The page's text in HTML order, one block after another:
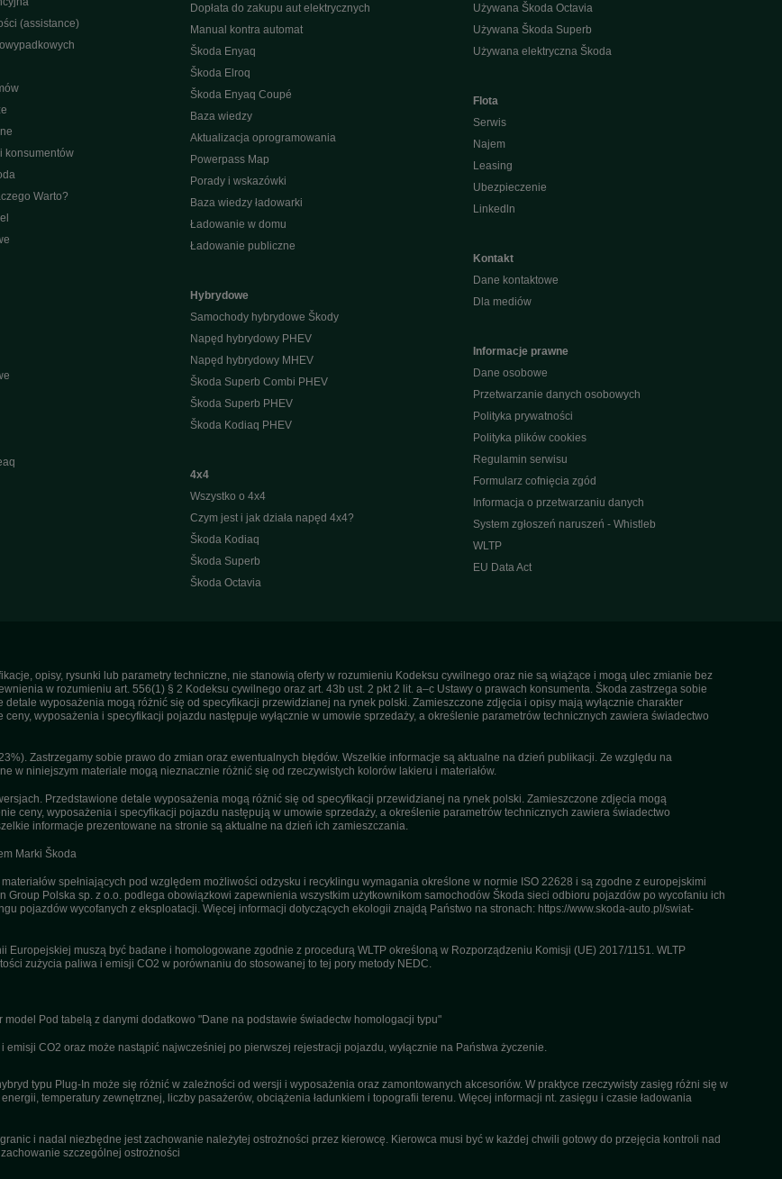
(assistance)
konsumentów
Warto?
Dopłata do zakupu aut elektrycznych
Manual kontra automat
Škoda Enyaq
Škoda Elroq
Škoda Enyaq Coupé
Baza wiedzy
Aktualizacja oprogramowania
Powerpass Map
Porady i wskazówki
Baza wiedzy ładowarki
Ładowanie w domu
Ładowanie publiczne
Hybrydowe
Samochody hybrydowe Škody
Napęd hybrydowy PHEV
Napęd hybrydowy MHEV
Škoda Superb Combi PHEV
Škoda Superb PHEV
Škoda Kodiaq PHEV
4x4
Wszystko o 4x4
Czym jest i jak działa napęd 4x4?
Škoda Kodiaq
Škoda Superb
Škoda Octavia
Używana Škoda Octavia
Używana Škoda Superb
Używana elektryczna Škoda
Flota
Serwis
Najem
Leasing
Ubezpieczenie
Linkedln
Kontakt
Dane kontaktowe
Dla mediów
Informacje prawne
Dane osobowe
Przetwarzanie danych osobowych
Polityka prywatności
Polityka plików cookies
Regulamin serwisu
Formularz cofnięcia zgód
Informacja o przetwarzaniu danych
System zgłoszeń naruszeń - Whistleb
WLTP
EU Data Act
opisy, rysunki lub parametry techniczne, nie stanowią oferty w rozumieniu Kodeksu cywilnego oraz nie są wiążące i mogą ulec zmianie bez
w rozumieniu art. 556(1) § 2 Kodeksu cywilnego oraz art. 43b ust. 2 pkt 2 lit. a–c Ustawy o prawach konsumenta. Škoda zastrzega sobie
wyposażenia mogą różnić się od specyfikacji przewidzianej na rynek polski. Zamieszczone zdjęcia i opisy mają wyłącznie charakter
wyposażenia i specyfikacji pojazdu następuje wyłącznie w umowie sprzedaży, a określenie parametrów technicznych zawiera świadectwo
Zastrzegamy sobie prawo do zmian oraz ewentualnych błędów. Wszelkie informacje są aktualne na dzień publikacji. Ze względu na
w niniejszym materiale mogą nieznacznie różnić się od rzeczywistych kolorów lakieru i materiałów.
Przedstawione detale wyposażenia mogą różnić się od specyfikacji przewidzianej na rynek polski. Zamieszczone zdjęcia mogą
ceny, wyposażenia i specyfikacji pojazdu następują w umowie sprzedaży, a określenie parametrów technicznych zawiera świadectwo
informacje prezentowane na stronie są aktualne na dzień ich zamieszczania.
Marki Škoda
spełniających pod względem możliwości odzysku i recyklingu wymagania określone w normie ISO 22628 i są zgodne z europejskimi
Polska sp. z o.o. podlega obowiązkowi zapewnienia wszystkim użytkownikom samochodów Škoda sieci odbioru pojazdów po wycofaniu ich
pojazdów wycofanych z eksploatacji. Więcej informacji dotyczących ekologii znajdą Państwo na stronach: https://www.skoda-auto.pl/swiat-
muszą być badane i homologowane zgodnie z procedurą WLTP określoną w Rozporządzeniu Komisji (UE) 2017/1151. WLTP
zużycia paliwa i emisji CO2 w porównaniu do stosowanej to tej pory metody NEDC.
Pod tabelą z danymi dodatkowo "Dane na podstawie świadectw homologacji typu"
CO2 oraz może nastąpić najwcześniej po pierwszej rejestracji pojazdu, wyłącznie na Państwa życzenie.
typu Plug-In może się różnić w zależności od wersji i wyposażenia oraz zamontowanych akcesoriów. W praktyce rzeczywisty zasięg różni się w
temperatury zewnętrznej, liczby pasażerów, obciążenia ładunkiem i topografii terenu. Więcej informacji nt. zasięgu i czasie ładowania
i nadal niezbędne jest zachowanie należytej ostrożności przez kierowcę. Kierowca musi być w każdej chwili gotowy do przejęcia kontroli nad
szczególnej ostrożności